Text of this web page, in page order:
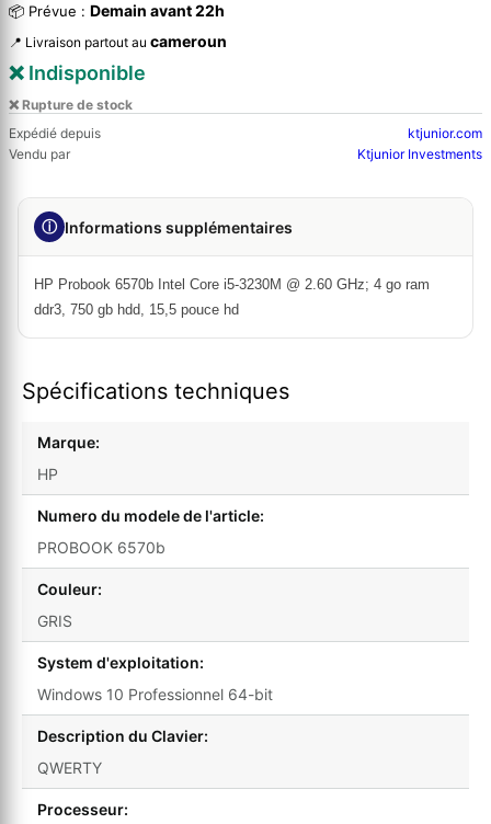
📦 Prévue : Demain avant 22h
📍 Livraison partout au cameroun
❌ Indisponible
❌ Rupture de stock
Expédié depuis
ktjunior.com
Vendu par
Ktjunior Investments
ⓘ Informations supplémentaires
HP Probook 6570b Intel Core i5-3230M @ 2.60 GHz; 4 go ram
ddr3, 750 gb hdd, 15,5 pouce hd
Spécifications techniques
Marque:
HP
Numero du modele de l'article:
PROBOOK 6570b
Couleur:
GRIS
System d'exploitation:
Windows 10 Professionnel 64-bit
Description du Clavier:
QWERTY
Processeur: